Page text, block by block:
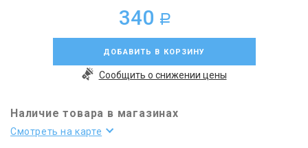
340 a
ДОБАВИТЬ В КОРЗИНУ
Сообщить о снижении цены
Наличие товара в магазинах
Смотреть на карте